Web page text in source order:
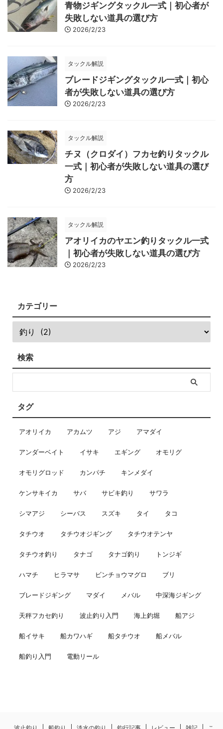
青物ジギングタックル一式｜初心者が
失敗しない道具の選び方
2026/2/23
タックル解説
ブレードジギングタックル一式｜初心
者が失敗しない道具の選び方
2026/2/23
タックル解説
チヌ（クロダイ）フカセ釣りタックル
一式｜初心者が失敗しない道具の選び
方
2026/2/23
タックル解説
アオリイカのヤエン釣りタックル一式
｜初心者が失敗しない道具の選び方
2026/2/23
カテゴリー
検索
タグ
アオリイカ アカムツ アジ アマダイ
アンダーベイト イサキ エギング オモリグ
オモリグロッド カンパチ キンメダイ
ケンサキイカ サバ サビキ釣り サワラ
シマアジ シーバス スズキ タイ タコ
タチウオ タチウオジギング タチウオテンヤ
タチウオ釣り タナゴ タナゴ釣り トンジギ
ハマチ ヒラマサ ビンチョウマグロ ブリ
ブレードジギング マダイ メバル 中深海ジギング
天秤フカセ釣り 波止釣り入門 海上釣堀 船アジ
船イサキ 船カワハギ 船タチウオ 船メバル
船釣り入門 電動リール